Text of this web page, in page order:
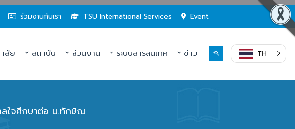
ร่วมงานกับเรา TSU International Services Event
ลัย สถาบัน ส่วนงาน ระบบสารสนเทศ ข่าว TH
ลใจศึกษาต่อ ม.ทักษิณ